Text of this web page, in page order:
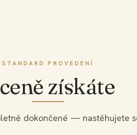
STANDARD PROVEDENÍ
získáte
dokončené — nastěhujete